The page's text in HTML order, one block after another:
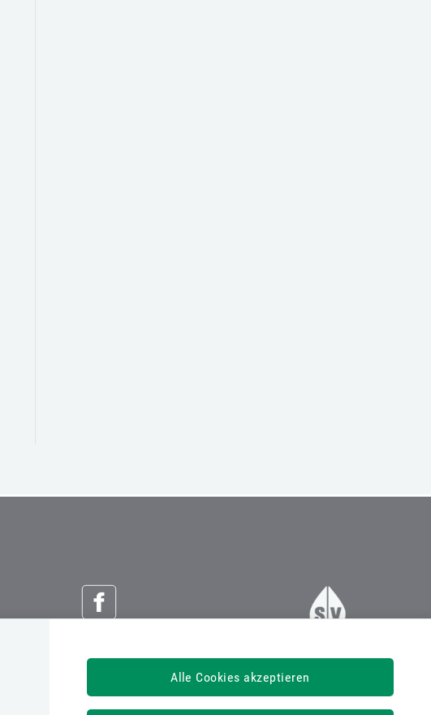
Alle Cookies akzeptieren
Österreichische Sozialversicherung
Dachverband der Sozialversicherungsträger